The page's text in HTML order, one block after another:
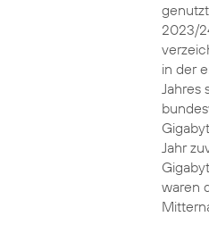
2023/
in der
Jahres
Jahr
waren